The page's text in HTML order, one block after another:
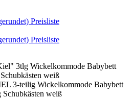
Preisliste
Preisliste